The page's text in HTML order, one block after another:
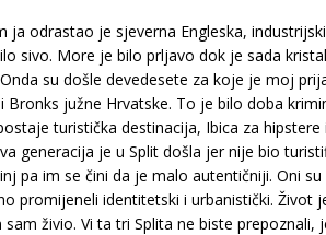
ja odrastao je sjeverna Engleska,
sivo. More je bilo prljavo dok je sada
su došle devedesete za koje je moj
Bronks južne Hrvatske. To je bilo doba
turistička destinacija, Ibica za
generacija je u Split došla jer nije bio
pa im se čini da je malo autentičniji. Oni
promijeneli identitetski i urbanistički. Život
živio. Vi ta tri Splita ne biste prepoznali,